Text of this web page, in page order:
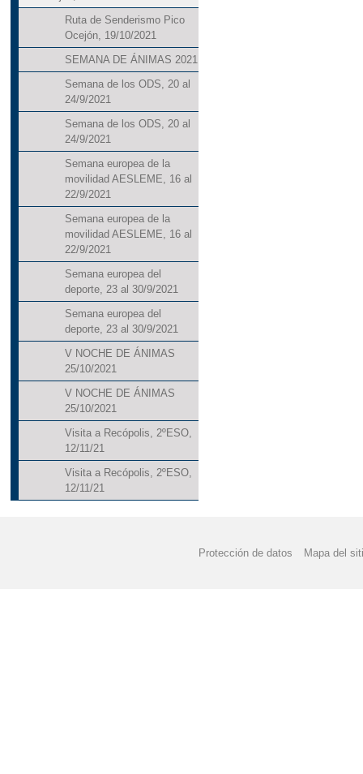
Ruta de Senderismo Pico
Ocejón, 19/10/2021
SEMANA DE ÁNIMAS 2021
Semana de los ODS, 20 al
24/9/2021
Semana de los ODS, 20 al
24/9/2021
Semana europea de la
movilidad AESLEME, 16 al
22/9/2021
Semana europea de la
movilidad AESLEME, 16 al
22/9/2021
Semana europea del
deporte, 23 al 30/9/2021
Semana europea del
deporte, 23 al 30/9/2021
V NOCHE DE ÁNIMAS
25/10/2021
V NOCHE DE ÁNIMAS
25/10/2021
Visita a Recópolis, 2ºESO,
12/11/21
Visita a Recópolis, 2ºESO,
12/11/21
Protección de datos Mapa del